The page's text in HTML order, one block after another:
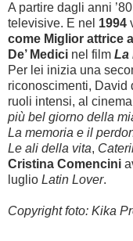
A partire dagli anni
televisive. E nel 1994
come Miglior attrice
De’ Medici nel film La
Per lei inizia una
riconoscimenti, David
ruoli intensi, al
più bel giorno della
La memoria e il
Le ali della vita,
Cristina Comencini
luglio Latin Lover.
Copyright foto: Kika